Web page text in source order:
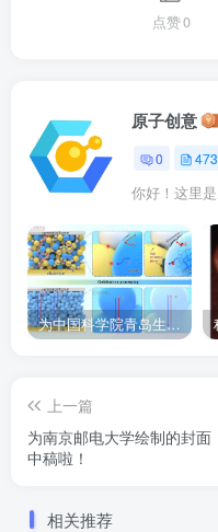
点赞0
原子创意
0 473
为中国科学院青岛生物能源与过程研究所绘制的插图作品
上一篇
为南京邮电大学绘制的封面
中稿啦！
相关推荐